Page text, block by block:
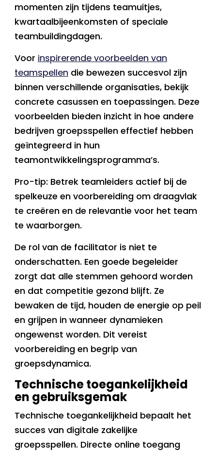
momenten zijn tijdens teamuitjes,
kwartaalbijeenkomsten of speciale
teambuildingdagen.
Voor inspirerende voorbeelden van
teamspellen die bewezen succesvol zijn
binnen verschillende organisaties, bekijk
concrete casussen en toepassingen. Deze
voorbeelden bieden inzicht in hoe andere
bedrijven groepsspellen effectief hebben
geïntegreerd in hun
teamontwikkelingsprogramma’s.
Pro-tip: Betrek teamleiders actief bij de
spelkeuze en voorbereiding om draagvlak
te creëren en de relevantie voor het team
te waarborgen.
De rol van de facilitator is niet te
onderschatten. Een goede begeleider
zorgt dat alle stemmen gehoord worden
en dat competitie gezond blijft. Ze
bewaken de tijd, houden de energie op peil
en grijpen in wanneer dynamieken
ongewenst worden. Dit vereist
voorbereiding en begrip van
groepsdynamica.
Technische toegankelijkheid
en gebruiksgemak
Technische toegankelijkheid bepaalt het
succes van digitale zakelijke
groepsspellen. Directe online toegang